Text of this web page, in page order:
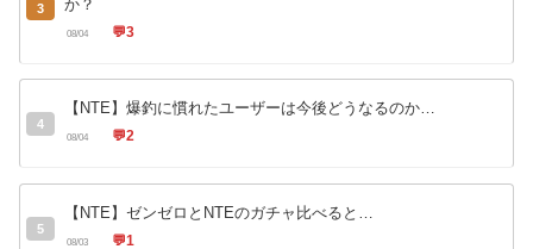
3
か？
08/04 💬3
4
【NTE】爆釣に慣れたユーザーは今後どうなるのか…
08/04 💬2
5
【NTE】ゼンゼロとNTEのガチャ比べると…
08/03 💬1